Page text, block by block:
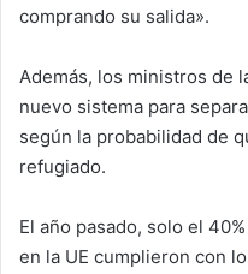
comprando su salida».
Además, los ministros de
nuevo sistema para
según la probabilidad de
refugiado.
El año pasado, solo el
en la UE cumplieron con